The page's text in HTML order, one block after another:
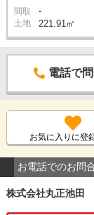
間取 -
土地 221.91㎡
電話で
お気に入りに登
お電話でのお問
株式会社丸正池田